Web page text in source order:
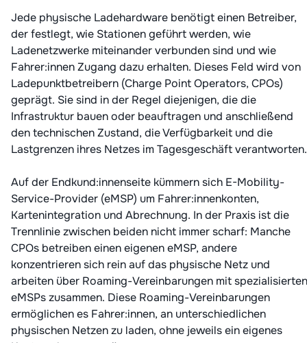
Jede physische Ladehardware benötigt einen Betreiber,
der festlegt, wie Stationen geführt werden, wie
Ladenetzwerke miteinander verbunden sind und wie
Fahrer:innen Zugang dazu erhalten. Dieses Feld wird von
Ladepunktbetreibern (Charge Point Operators, CPOs)
geprägt. Sie sind in der Regel diejenigen, die die
Infrastruktur bauen oder beauftragen und anschließend
den technischen Zustand, die Verfügbarkeit und die
Lastgrenzen ihres Netzes im Tagesgeschäft verantworten.
Auf der Endkund:innenseite kümmern sich E-Mobility-
Service-Provider (eMSP) um Fahrer:innenkonten,
Kartenintegration und Abrechnung. In der Praxis ist die
Trennlinie zwischen beiden nicht immer scharf: Manche
CPOs betreiben einen eigenen eMSP, andere
konzentrieren sich rein auf das physische Netz und
arbeiten über Roaming-Vereinbarungen mit spezialisierten
eMSPs zusammen. Diese Roaming-Vereinbarungen
ermöglichen es Fahrer:innen, an unterschiedlichen
physischen Netzen zu laden, ohne jeweils ein eigenes